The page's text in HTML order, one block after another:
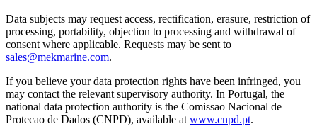
Data subjects may request access, rectification, erasure, restriction of
processing, portability, objection to processing and withdrawal of
consent where applicable. Requests may be sent to
sales@mekmarine.com.
If you believe your data protection rights have been infringed, you
may contact the relevant supervisory authority. In Portugal, the
national data protection authority is the Comissao Nacional de
Protecao de Dados (CNPD), available at www.cnpd.pt.